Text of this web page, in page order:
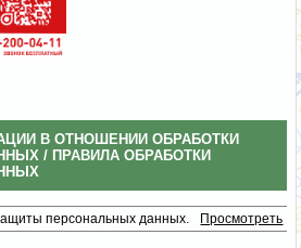
В ОТНОШЕНИИ ОБРАБОТКИ
/ ПРАВИЛА ОБРАБОТКИ
персональных данных. Просмотреть